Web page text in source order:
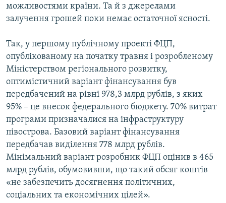
можливостями країни. Та й з джерелами
залучення грошей поки немає остаточної ясності.
Так, у першому публічному проекті ФЦП,
опублікованому на початку травня і розробленому
Міністерством регіонального розвитку,
оптимістичний варіант фінансування був
передбачений на рівні 978,3 млрд рублів, з яких
95% – це внесок федерального бюджету. 70% витрат
програми призначалися на інфраструктуру
півострова. Базовий варіант фінансування
передбачав виділення 778 млрд рублів.
Мінімальний варіант розробник ФЦП оцінив в 465
млрд рублів, обумовивши, що такий обсяг коштів
«не забезпечить досягнення політичних,
соціальних та економічних цілей».